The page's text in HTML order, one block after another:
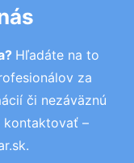
Hľadáte na to
za
či nezáväznú
kontaktovať –